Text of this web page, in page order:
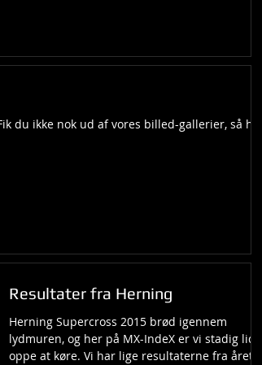
du ikke nok ud af vores billed-gallerier, så har
Resultater fra Herning
Herning Supercross 2015 brød igennem
lydmuren, og her på MX-IndeX er vi stadig lidt
oppe at køre. Vi har lige resultaterne fra årets...